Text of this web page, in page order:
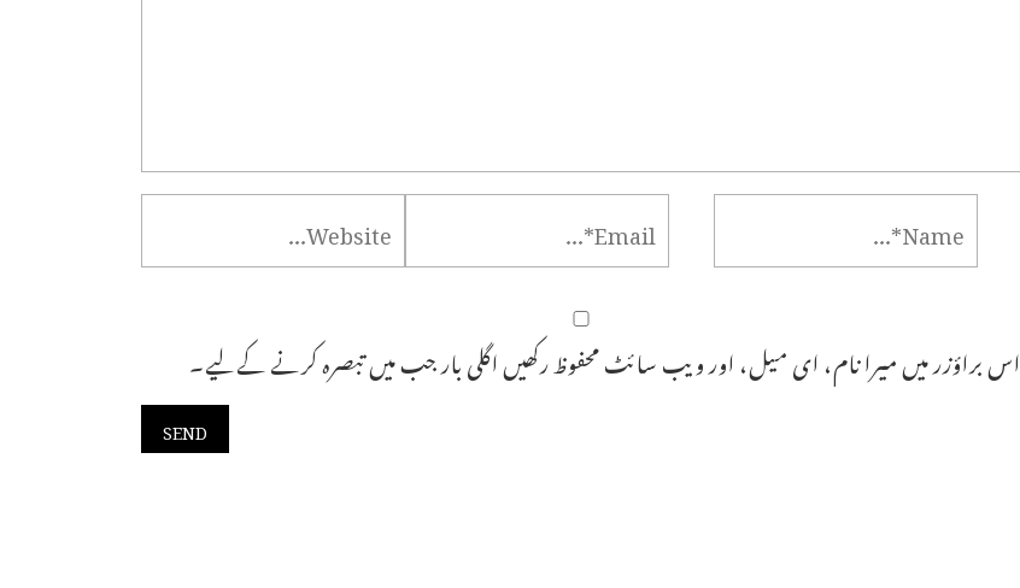
اس براؤزر میں میرا نام، ای میل، اور ویب سائٹ محفوظ رکھیں اگلی بار جب میں تبصرہ کرنے کےلیے۔